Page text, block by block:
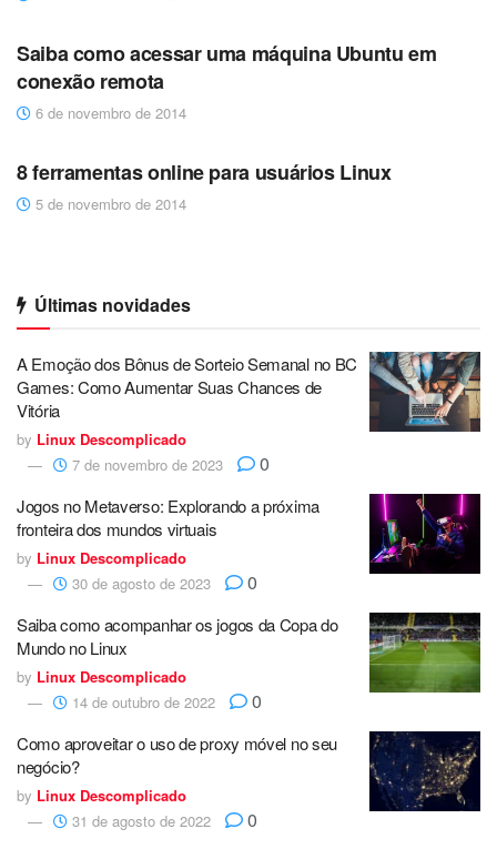
Saiba como acessar uma máquina Ubuntu em
conexão remota
6 de novembro de 2014
8 ferramentas online para usuários Linux
5 de novembro de 2014
Últimas novidades
A Emoção dos Bônus de Sorteio Semanal no BC
Games: Como Aumentar Suas Chances de
Vitória
by Linux Descomplicado
7 de novembro de 2023
0
Jogos no Metaverso: Explorando a próxima
fronteira dos mundos virtuais
by Linux Descomplicado
30 de agosto de 2023
0
Saiba como acompanhar os jogos da Copa do
Mundo no Linux
by Linux Descomplicado
14 de outubro de 2022
0
Como aproveitar o uso de proxy móvel no seu
negócio?
by Linux Descomplicado
31 de agosto de 2022
0